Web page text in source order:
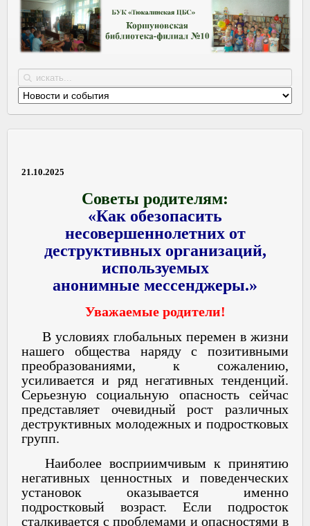
21.10.2025
Советы родителям:
«Как обезопасить
несовершеннолетних от
деструктивных организаций,
используемых
анонимные мессенджеры.»
Уважаемые родители!
В условиях глобальных перемен в жизни
нашего общества наряду с позитивными
преобразованиями, к сожалению,
усиливается и ряд негативных тенденций.
Серьезную социальную опасность сейчас
представляет очевидный рост различных
деструктивных молодежных и подростковых
групп.
Наиболее восприимчивым к принятию
негативных ценностных и поведенческих
установок оказывается именно
подростковый возраст. Если подросток
сталкивается с проблемами и опасностями в